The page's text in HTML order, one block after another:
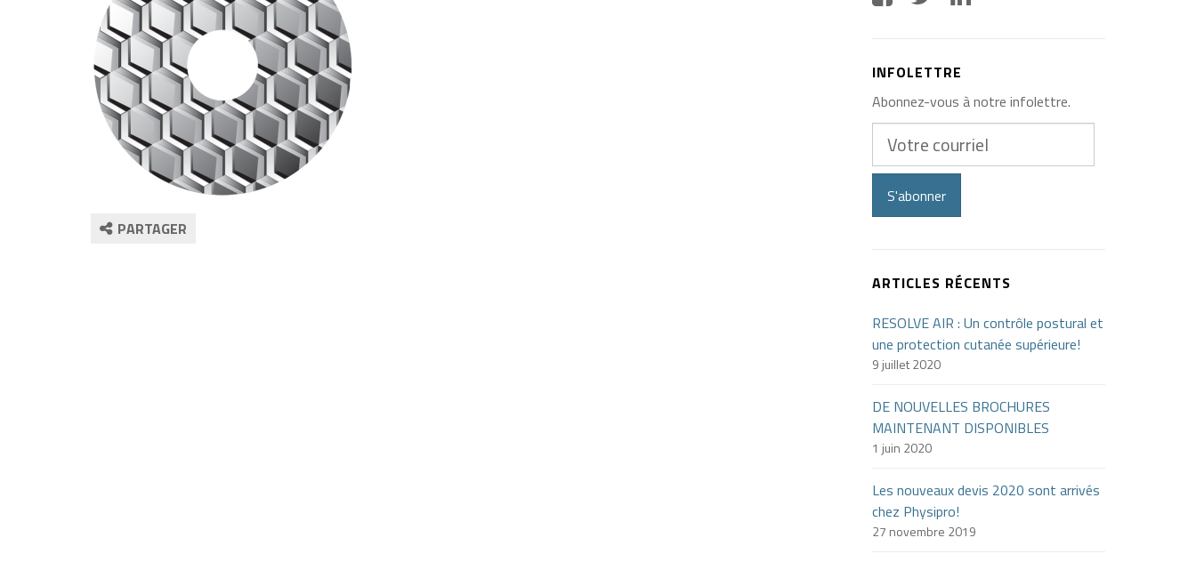
PARTAGER
INFOLETTRE
Abonnez-vous à notre infolettre.
courriel
S'abonner
ARTICLES RÉCENTS
RESOLVE AIR : Un contrôle postural et
une protection cutanée supérieure!
9 juillet 2020
DE NOUVELLES BROCHURES
MAINTENANT DISPONIBLES
1 juin 2020
Les nouveaux devis 2020 sont arrivés
chez Physipro!
27 novembre 2019